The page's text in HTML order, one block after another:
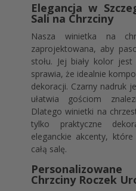
Elegancja w
Sali na Chrzciny
Nasza winietka na
zaprojektowana, aby
stołu. Jej biały kolor
sprawia, że idealnie
dekoracji. Czarny nadruk
ułatwia gościom
Dlatego winietki na
tylko praktyczne
eleganckie akcenty,
całą salę.
Chrzciny Roczek